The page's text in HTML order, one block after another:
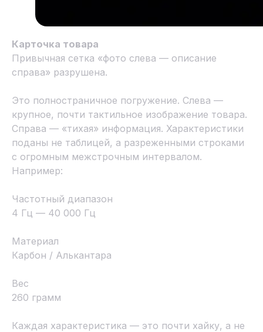
Карточка товара
Привычная сетка «фото слева — описание
справа» разрушена.
Это полностраничное погружение. Слева —
крупное, почти тактильное изображение товара.
Справа — «тихая» информация. Характеристики
поданы не таблицей, а разреженными строками
с огромным межстрочным интервалом.
Например:
Частотный диапазон
4 Гц — 40 000 Гц
Материал
Карбон / Алькантара
Вес
260 грамм
Каждая характеристика — это почти хайку, а не